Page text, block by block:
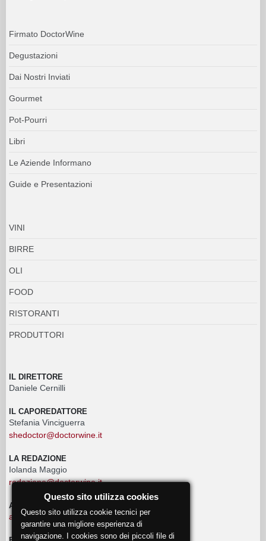
Firmato DoctorWine
Degustazioni
Dai Nostri Inviati
Gourmet
Pot-Pourri
Libri
Le Aziende Informano
Guide e Presentazioni
VINI
BIRRE
OLI
FOOD
RISTORANTI
PRODUTTORI
IL DIRETTORE
Daniele Cernilli
IL CAPOREDATTORE
Stefania Vinciguerra
shedoctor@doctorwine.it
LA REDAZIONE
Iolanda Maggio
redazione@doctorwine.it
ADVERTISING
advertising@doctorwine.it
Questo sito utilizza cookies
Questo sito utilizza cookie tecnici per
garantire una migliore esperienza di
navigazione. I cookies sono dei piccoli file di